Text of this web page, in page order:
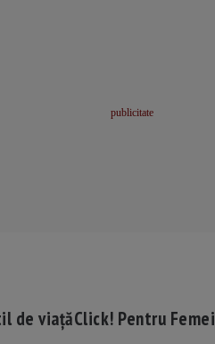
de viațăClick! Pentru Femei